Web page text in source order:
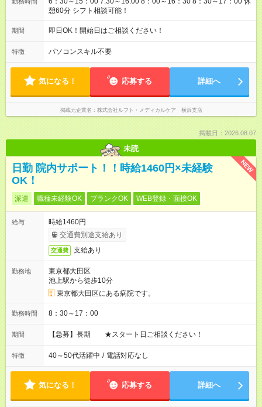
憩60分 シフト相談可能！
期間 即日OK！開始日はご相談ください！
特徴 パソコンスキル不要
気になる！ 応募する 詳細へ
掲載元企業名 株式会社ルフト・メディカルケア 横浜支店
掲載日：2026.08.07
未読
NEW
日勤 院内サポート！！時給1460円×未経験
OK！
派遣 職種未経験OK ブランクOK WEB登録・面接OK
給与
時給1460円
交通費別途支給あり
交通費 支給あり
勤務地
東京都大田区
池上駅から徒歩10分
東京都大田区にある病院です。
勤務時間 8：30～17：00
期間 【急募】長期 ★スタート日ご相談ください！
特徴 40～50代活躍中 / 電話対応なし
気になる！ 応募する 詳細へ